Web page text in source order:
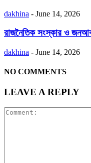
dakhina - June 14, 2026
রাজনৈতিক সংস্কার ও
dakhina - June 14, 2026
NO COMMENTS
LEAVE A REPLY